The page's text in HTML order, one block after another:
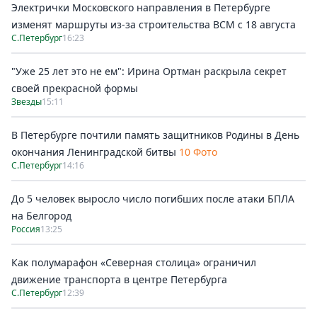
Электрички Московского направления в Петербурге
изменят маршруты из-за строительства ВСМ с 18 августа
С.Петербург16:23
"Уже 25 лет это не ем": Ирина Ортман раскрыла секрет
своей прекрасной формы
Звезды15:11
В Петербурге почтили память защитников Родины в День
окончания Ленинградской битвы 10 Фото
С.Петербург14:16
До 5 человек выросло число погибших после атаки БПЛА
на Белгород
Россия13:25
Как полумарафон «Северная столица» ограничил
движение транспорта в центре Петербурга
С.Петербург12:39